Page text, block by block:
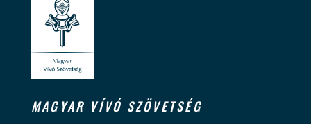
MAGYAR VÍVÓ SZÖVETSÉG